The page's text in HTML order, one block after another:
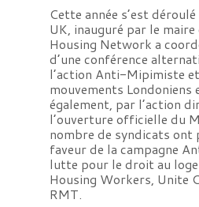
Cette année s’est
UK, inauguré par le
Housing Network a
d’une conférence
l’action Anti-Mipimiste
mouvements
également, par l’action
l’ouverture officielle du
nombre de syndicats ont
faveur de la campagne
lutte pour le droit au
Housing Workers, Unite
RMT.